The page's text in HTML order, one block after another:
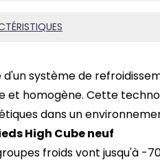
d'un système de
et homogène. Cette
dans un
High Cube neuf
froids vont jusqu'à -